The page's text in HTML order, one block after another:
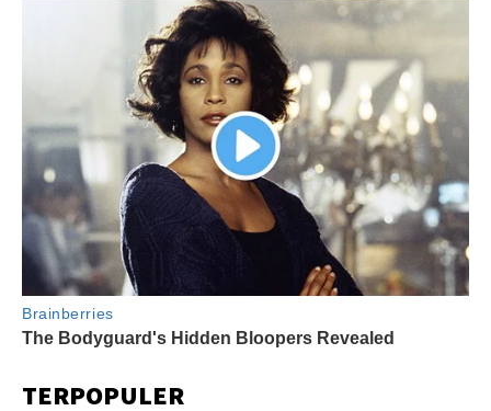
TERPOPULER